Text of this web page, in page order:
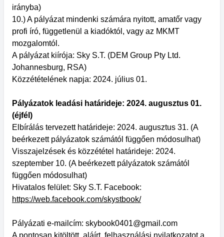
irányba)
10.) A pályázat mindenki számára nyitott, amatőr vagy
profi író, függetlenül a kiadóktól, vagy az MKMT
mozgalomtól.
A pályázat kiírója: Sky S.T. (DEM Group Pty Ltd.
Johannesburg, RSA)
Közzétételének napja: 2024. július 01.
Pályázatok leadási határideje: 2024. augusztus 01.
(éjfél)
Elbírálás tervezett határideje: 2024. augusztus 31. (A
beérkezett pályázatok számától függően módosulhat)
Visszajelzések és közzététel határideje: 2024.
szeptember 10. (A beérkezett pályázatok számától
függően módosulhat)
Hivatalos felület: Sky S.T. Facebook:
https://web.facebook.com/skystbook/
Pályázati e-mailcím: skybook0401@gmail.com
A pontosan kitöltött, aláírt, felhasználási nyilatkozatot a